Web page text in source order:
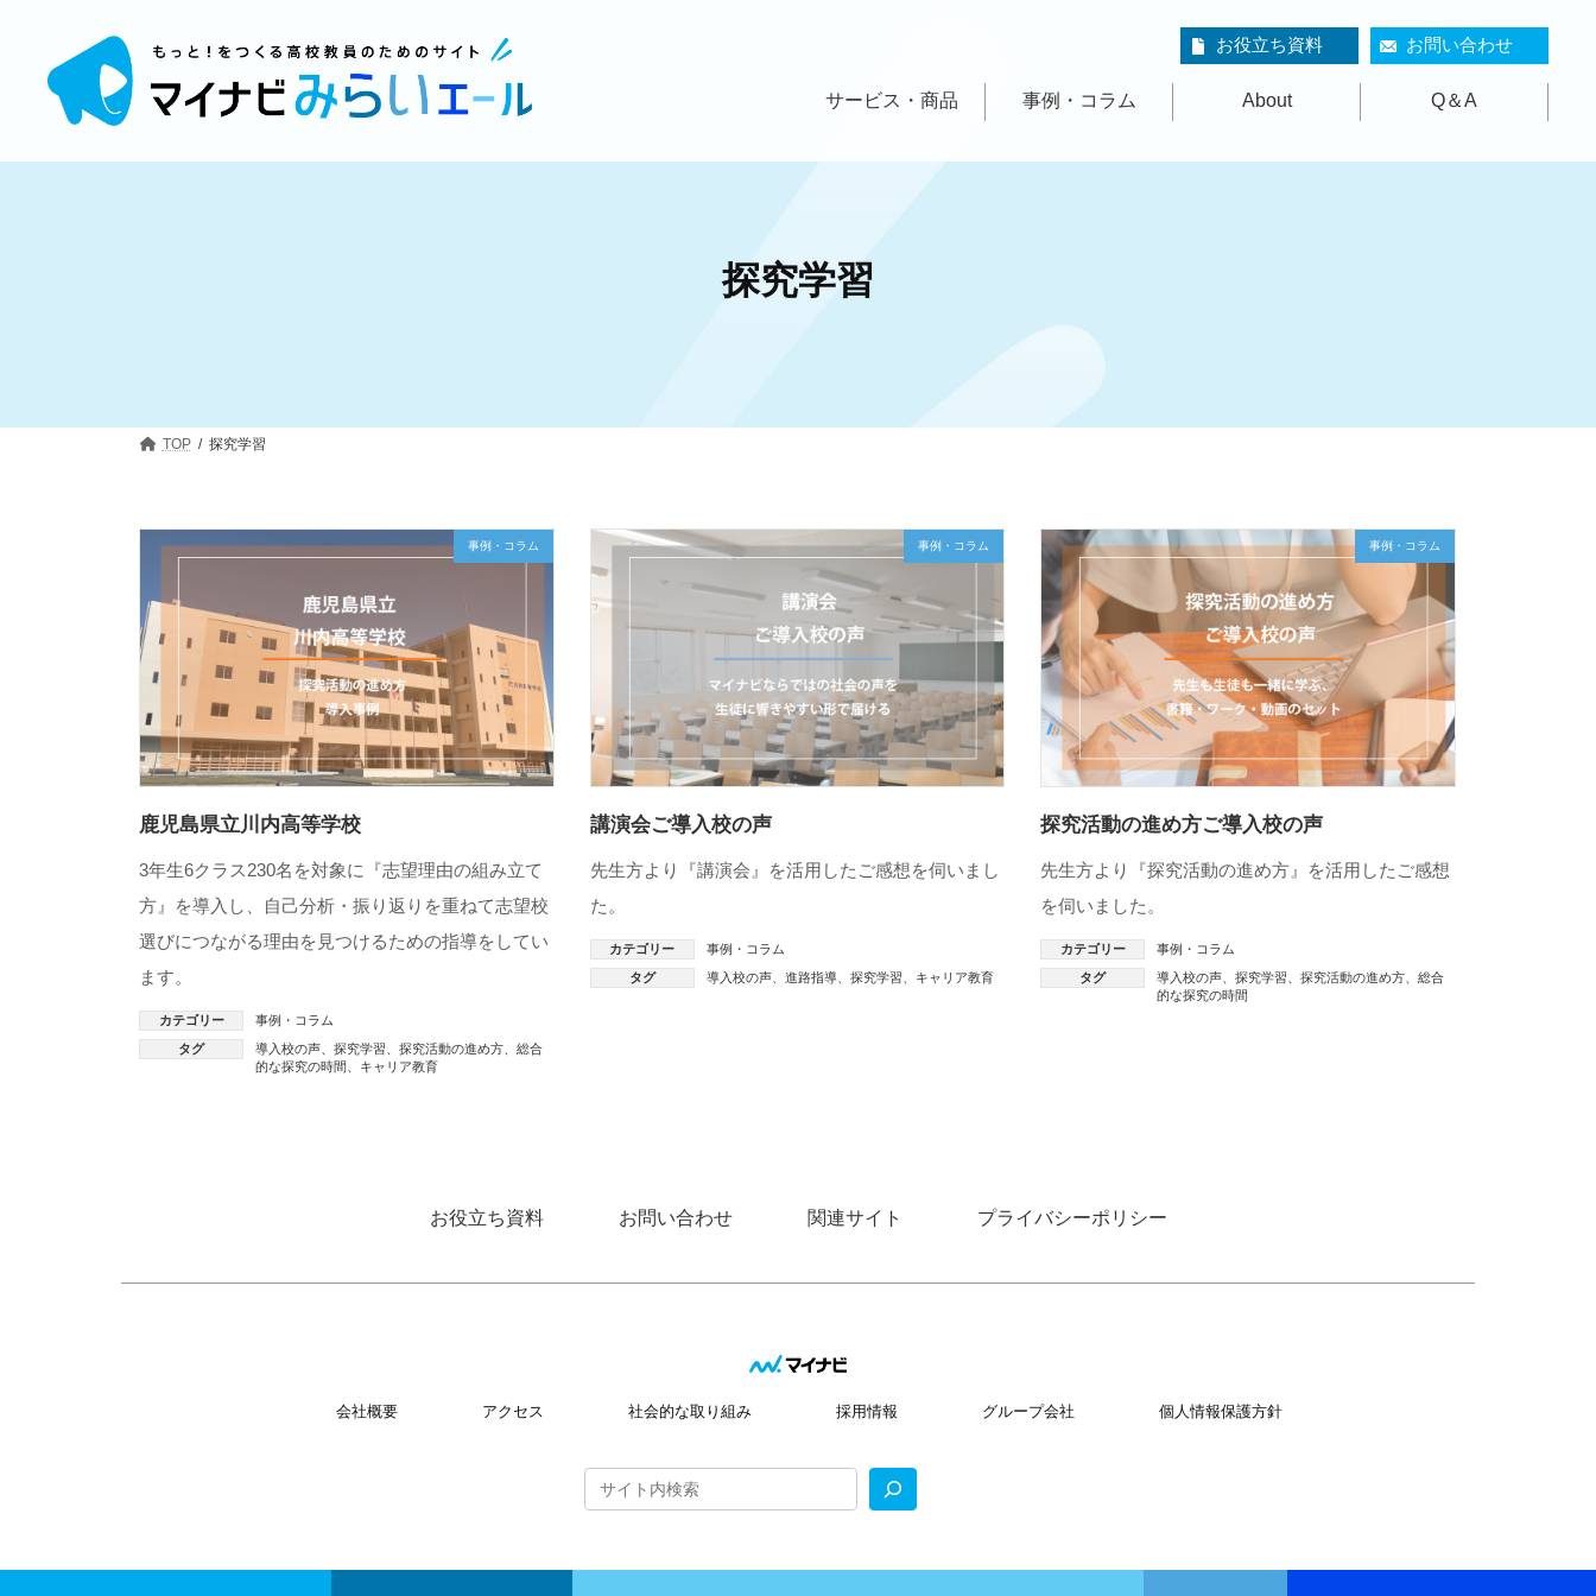
ス
ン
サービス・商品 事例・コラム About Q＆A
お役立ち資料 お問い合わせ
探究学習
TOP 探究学習
事例・コラム
鹿児島県立川内高等学校
3年生6クラス230名を対象に『志望理由の組み立て
方』を導入し、自己分析・振り返りを重ねて志望校
選びにつながる理由を見つけるための指導をしてい
ます。
カテゴリー
事例・コラム
タグ
導入校の声 探究学習 探究活動の進め方
総合
的な探究の時間
キャリア教育
事例・コラム
講演会ご導入校の声
先生方より『講演会』を活用したご感想を伺いまし
た。
カテゴリー
事例・コラム
タグ
導入校の声、 進路指導、 探究学習 キャリア教育
事例・コラム
探究活動の進め方ご導入校の声
先生方より『探究活動の進め方』を活用したご感想
を伺いました。
カテゴリー
事例・コラム
タグ
導入校の声 、探究学習 、探究活動の進め方 、総合
的な探究の時間
お役立ち資料 お問い合わせ 関連サイト プライバシーポリシー
会社概要 アクセス 社会的な取り組み 採用情報 グループ会社 個人情報保護方針